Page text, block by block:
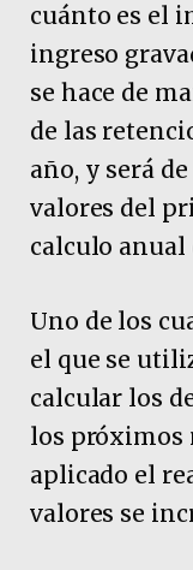
cuánto es el
ingreso
se hace de
de las
año, y será
valores del
calculo
Uno de los
el que se
calcular los
los próximos
aplicado el
valores se